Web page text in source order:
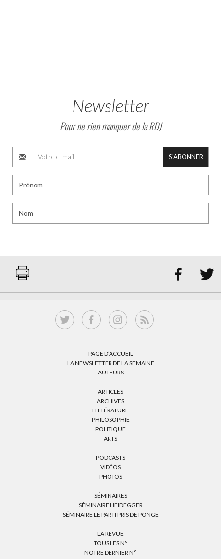
Newsletter
Pour ne rien manquer de la RDJ
S'ABONNER
Prénom
Nom
 
PAGE D’ACCUEIL
LA NEWSLETTER DE LA SEMAINE
AUTEURS
ARTICLES
ARCHIVES
LITTÉRATURE
PHILOSOPHIE
POLITIQUE
ARTS
PODCASTS
VIDÉOS
PHOTOS
SÉMINAIRES
SÉMINAIRE HEIDEGGER
SÉMINAIRE LE PARTI PRIS DE PONGE
LA REVUE
TOUS LES N°
NOTRE DERNIER N°